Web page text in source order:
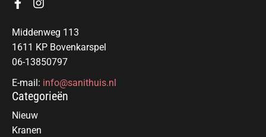
Middenweg 113
1611 KP Bovenkarspel
06-13850797
E-mail: info@sanithuis.nl
Categorieën
Nieuw
Kranen